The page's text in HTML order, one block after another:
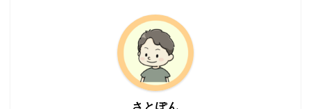
さとぽん